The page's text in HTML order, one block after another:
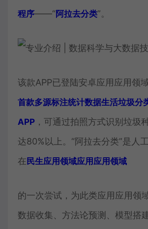
程序——“ 阿拉去分类”。
该款APP已登陆安卓应用应用领
首款多源标注统计数据生活垃圾分
APP ，可通过拍照方式识别垃圾
达80%以上。“阿拉去分类”是人
在 民生应用领域应用应用领域
的一次尝试，为此类应用应用领
数据收集、方法论预测、模型搭